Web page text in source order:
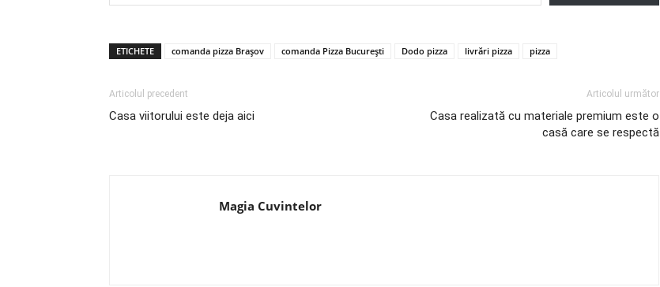
ETICHETE comanda pizza Brașov comanda Pizza București Dodo pizza livrări pizza pizza
Articolul precedent
Casa viitorului este deja aici
Articolul următor
Casa realizată cu materiale premium este o
casă care se respectă
Magia Cuvintelor